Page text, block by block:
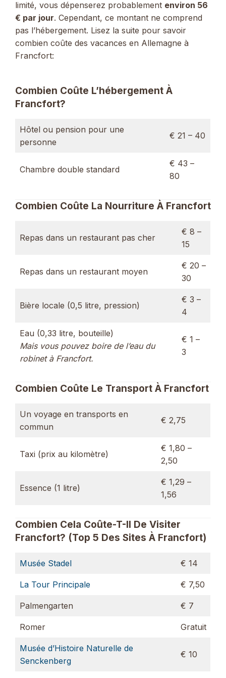
limité, vous dépenserez probablement environ 56
€ par jour. Cependant, ce montant ne comprend
pas l’hébergement. Lisez la suite pour savoir
combien coûte des vacances en Allemagne à
Francfort:
Combien Coûte L’hébergement À
Francfort?
Hôtel ou pension pour une
personne
€ 21 – 40
Chambre double standard
€ 43 –
80
Combien Coûte La Nourriture À Francfort
Repas dans un restaurant pas cher
€ 8 –
15
Repas dans un restaurant moyen
€ 20 –
30
Bière locale (0,5 litre, pression)
€ 3 –
4
Eau (0,33 litre, bouteille)
Mais vous pouvez boire de l’eau du
robinet à Francfort.
€ 1 –
3
Combien Coûte Le Transport À Francfort
Un voyage en transports en
commun
€ 2,75
Taxi (prix au kilomètre)
€ 1,80 –
2,50
Essence (1 litre)
€ 1,29 –
1,56
Combien Cela Coûte-T-Il De Visiter
Francfort? (Top 5 Des Sites À Francfort)
Musée Stadel € 14
La Tour Principale € 7,50
Palmengarten € 7
Romer Gratuit
Musée d’Histoire Naturelle de
Senckenberg
€ 10